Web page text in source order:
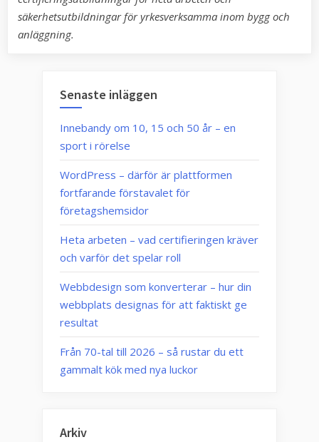
säkerhetsutbildningar för yrkesverksamma inom bygg och
anläggning.
Senaste inläggen
Innebandy om 10, 15 och 50 år – en
sport i rörelse
WordPress – därför är plattformen
fortfarande förstavalet för
företagshemsidor
Heta arbeten – vad certifieringen kräver
och varför det spelar roll
Webbdesign som konverterar – hur din
webbplats designas för att faktiskt ge
resultat
Från 70-tal till 2026 – så rustar du ett
gammalt kök med nya luckor
Arkiv